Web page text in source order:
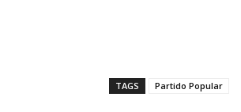
TAGS Partido Popular